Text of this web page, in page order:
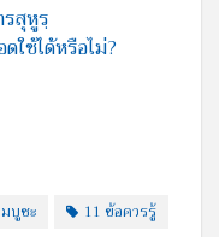
สุหูรฺ
ใช้ได้หรือไม่?
บูชะ
11 ข้อควรรู้